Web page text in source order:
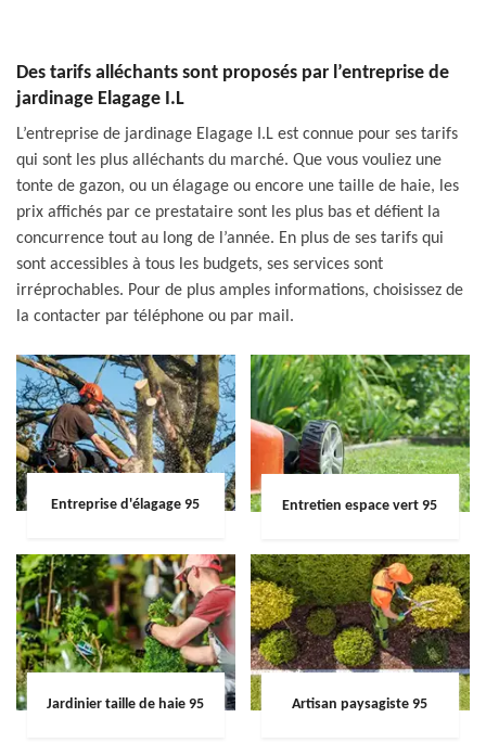
Des tarifs alléchants sont proposés par l’entreprise de
jardinage Elagage I.L
L’entreprise de jardinage Elagage I.L est connue pour ses tarifs
qui sont les plus alléchants du marché. Que vous vouliez une
tonte de gazon, ou un élagage ou encore une taille de haie, les
prix affichés par ce prestataire sont les plus bas et défient la
concurrence tout au long de l’année. En plus de ses tarifs qui
sont accessibles à tous les budgets, ses services sont
irréprochables. Pour de plus amples informations, choisissez de
la contacter par téléphone ou par mail.
Entreprise d'élagage 95 Entretien espace vert 95
Jardinier taille de haie 95 Artisan paysagiste 95